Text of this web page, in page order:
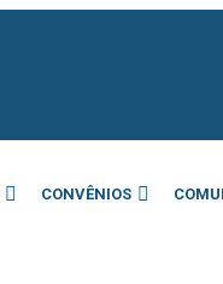
CONVÊNIOS